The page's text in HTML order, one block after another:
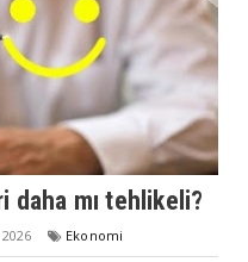
daha mı tehlikeli?
Ekonomi